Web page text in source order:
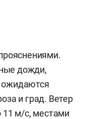
дожди,
и град. Ветер
11 м/с, местами